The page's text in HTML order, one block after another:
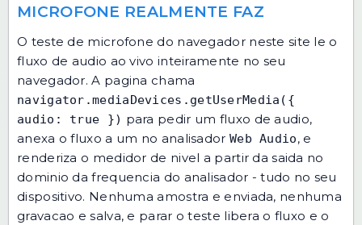
MICROFONE REALMENTE FAZ
O teste de microfone do navegador neste site le o
fluxo de audio ao vivo inteiramente no seu
navegador. A pagina chama
navigator.mediaDevices.getUserMedia({
audio: true }) para pedir um fluxo de audio,
anexa o fluxo a um no analisador Web Audio, e
renderiza o medidor de nivel a partir da saida no
dominio da frequencia do analisador - tudo no seu
dispositivo. Nenhuma amostra e enviada, nenhuma
gravacao e salva, e parar o teste libera o fluxo e o